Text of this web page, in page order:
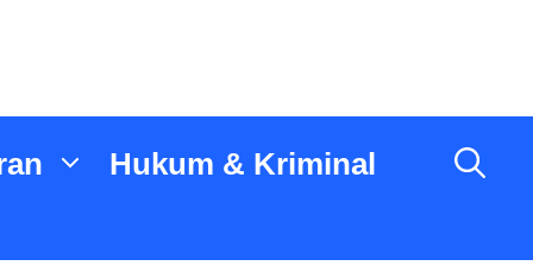
Hukum & Kriminal